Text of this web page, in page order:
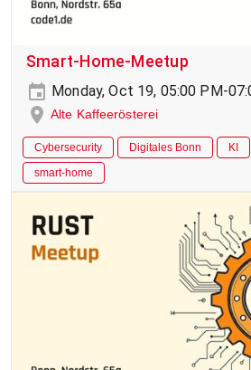
Smart-Home-Meetup
Monday, Oct 19, 05:00 PM-
Alte Kaffeerösterei
Cybersecurity Digitales Bonn KI
smart-home